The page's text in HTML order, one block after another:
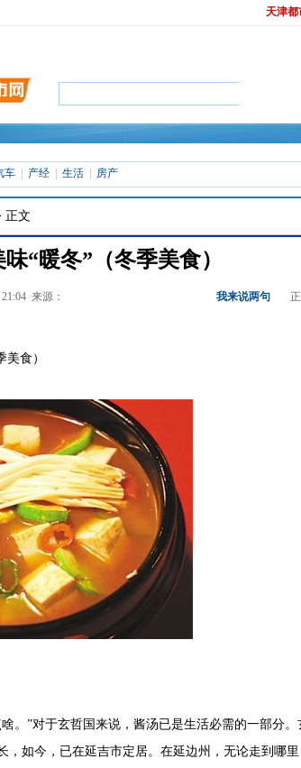
天津都
车 产经 生活 房产
正文
“暖冬”（冬季美食）
我来说两句
来源：
食）
。”对于玄哲国来说，酱汤已是生活必需的一部分。
，如今，已在延吉市定居。在延边州，无论走到哪